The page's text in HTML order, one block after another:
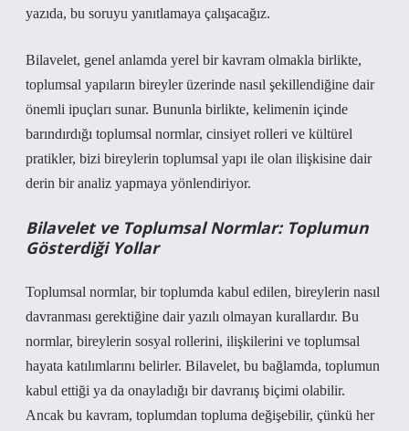
yazıda, bu soruyu yanıtlamaya çalışacağız.
Bilavelet, genel anlamda yerel bir kavram olmakla birlikte,
toplumsal yapıların bireyler üzerinde nasıl şekillendiğine dair
önemli ipuçları sunar. Bununla birlikte, kelimenin içinde
barındırdığı toplumsal normlar, cinsiyet rolleri ve kültürel
pratikler, bizi bireylerin toplumsal yapı ile olan ilişkisine dair
derin bir analiz yapmaya yönlendiriyor.
Bilavelet ve Toplumsal Normlar: Toplumun
Gösterdiği Yollar
Toplumsal normlar, bir toplumda kabul edilen, bireylerin nasıl
davranması gerektiğine dair yazılı olmayan kurallardır. Bu
normlar, bireylerin sosyal rollerini, ilişkilerini ve toplumsal
hayata katılımlarını belirler. Bilavelet, bu bağlamda, toplumun
kabul ettiği ya da onayladığı bir davranış biçimi olabilir.
Ancak bu kavram, toplumdan topluma değişebilir, çünkü her